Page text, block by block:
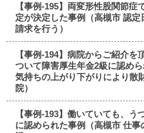
【事例-195】両変形性股関節症
定が決定した事例（高槻市 認
請求を行う）
【事例-194】病院からご紹介を
ついて障害厚生年金2級に認め
気持ちの上がり下がりにより散
院）
【事例-193】働いていても、う
に認められた事例（高槻市 仕事